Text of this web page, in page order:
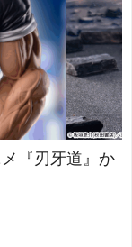
『刃牙道』か